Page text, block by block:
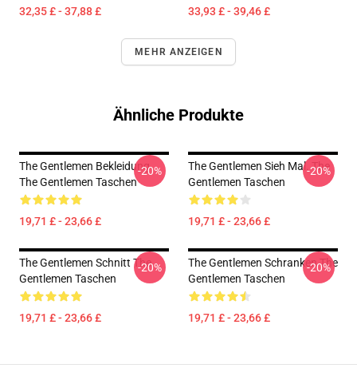
32,35 £ - 37,88 £ 33,93 £ - 39,46 £
MEHR ANZEIGEN
Ähnliche Produkte
The Gentlemen Bekleidung
The Gentlemen Taschen
19,71 £ - 23,66 £
-20%
The Gentlemen Sieh Mal. The
Gentlemen Taschen
19,71 £ - 23,66 £
-20%
The Gentlemen Schnitt The
Gentlemen Taschen
19,71 £ - 23,66 £
-20%
The Gentlemen Schranken The
Gentlemen Taschen
19,71 £ - 23,66 £
-20%